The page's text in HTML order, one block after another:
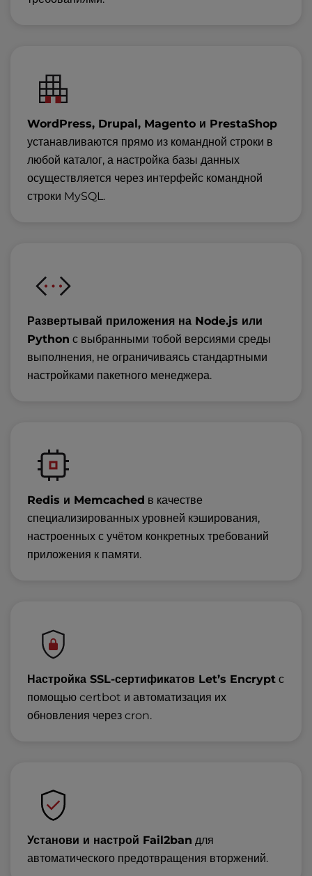
WordPress, Drupal, Magento и PrestaShop
устанавливаются прямо из командной строки в
любой каталог, а настройка базы данных
осуществляется через интерфейс командной
строки MySQL.
Развертывай приложения на Node.js или
Python с выбранными тобой версиями среды
выполнения, не ограничиваясь стандартными
настройками пакетного менеджера.
Redis и Memcached в качестве
специализированных уровней кэширования,
настроенных с учётом конкретных требований
приложения к памяти.
Настройка SSL-сертификатов Let’s Encrypt с
помощью certbot и автоматизация их
обновления через cron.
Установи и настрой Fail2ban для
автоматического предотвращения вторжений.